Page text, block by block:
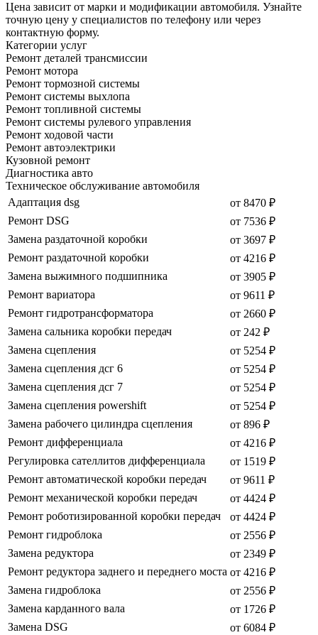
Цена зависит от марки и модификации автомобиля. Узнайте
точную цену у специалистов по телефону или через
контактную форму.
Категории услуг
Ремонт деталей трансмиссии
Ремонт мотора
Ремонт тормозной системы
Ремонт системы выхлопа
Ремонт топливной системы
Ремонт системы рулевого управления
Ремонт ходовой части
Ремонт автоэлектрики
Кузовной ремонт
Диагностика авто
Техническое обслуживание автомобиля
Адаптация dsg
от 8470 ₽
Ремонт DSG
от 7536 ₽
Замена раздаточной коробки
от 3697 ₽
Ремонт раздаточной коробки
от 4216 ₽
Замена выжимного подшипника
от 3905 ₽
Ремонт вариатора
от 9611 ₽
Ремонт гидротрансформатора
от 2660 ₽
Замена сальника коробки передач
от 242 ₽
Замена сцепления
от 5254 ₽
Замена сцепления дсг 6
от 5254 ₽
Замена сцепления дсг 7
от 5254 ₽
Замена сцепления powershift
от 5254 ₽
Замена рабочего цилиндра сцепления
от 896 ₽
Ремонт дифференциала
от 4216 ₽
Регулировка сателлитов дифференциала
от 1519 ₽
Ремонт автоматической коробки передач
от 9611 ₽
Ремонт механической коробки передач
от 4424 ₽
Ремонт роботизированной коробки передач
от 4424 ₽
Ремонт гидроблока
от 2556 ₽
Замена редуктора
от 2349 ₽
Ремонт редуктора заднего и переднего моста от 4216 ₽
Замена гидроблока
от 2556 ₽
Замена карданного вала
от 1726 ₽
Замена DSG
от 6084 ₽